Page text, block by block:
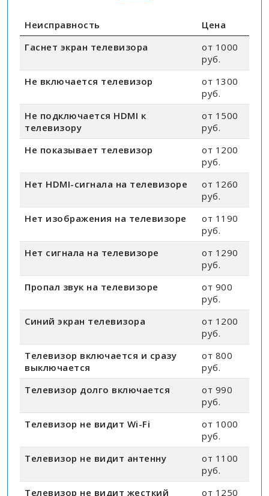
Неисправность
Цена
Гаснет экран телевизора
от 1000
руб.
Не включается телевизор
от 1300
руб.
Не подключается HDMI к
телевизору
от 1500
руб.
Не показывает телевизор
от 1200
руб.
Нет HDMI-сигнала на телевизоре
от 1260
руб.
Нет изображения на телевизоре
от 1190
руб.
Нет сигнала на телевизоре
от 1290
руб.
Пропал звук на телевизоре
от 900
руб.
Синий экран телевизора
от 1200
руб.
Телевизор включается и сразу
выключается
от 800
руб.
Телевизор долго включается
от 990
руб.
Телевизор не видит Wi-Fi
от 1000
руб.
Телевизор не видит антенну
от 1100
руб.
Телевизор не видит жесткий
от 1250